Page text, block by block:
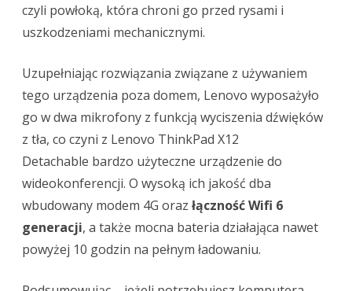
czyli powłoką, która chroni go przed rysami i
uszkodzeniami mechanicznymi.
Uzupełniając rozwiązania związane z używaniem
tego urządzenia poza domem, Lenovo wyposażyło
go w dwa mikrofony z funkcją wyciszenia dźwięków
z tła, co czyni z Lenovo ThinkPad X12
Detachable bardzo użyteczne urządzenie do
wideokonferencji. O wysoką ich jakość dba
wbudowany modem 4G oraz łączność Wifi 6
generacji, a także mocna bateria działająca nawet
powyżej 10 godzin na pełnym ładowaniu.